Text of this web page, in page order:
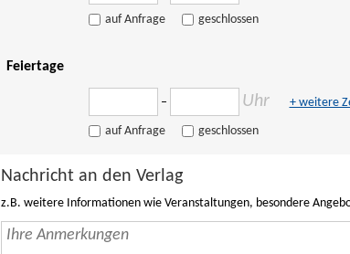
auf Anfrage geschlossen
Feiertage
– Uhr + weitere
auf Anfrage geschlossen
Nachricht an den Verlag
z.B. weitere Informationen wie Veranstaltungen, besondere